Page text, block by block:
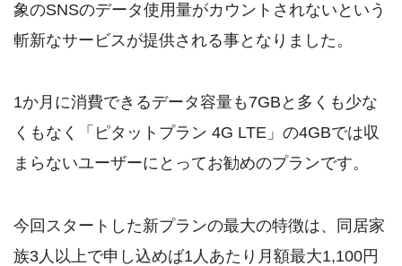
象のSNSのデータ使用量がカウントされないという
斬新なサービスが提供される事となりました。
1か月に消費できるデータ容量も7GBと多くも少な
くもなく「ピタットプラン 4G LTE」の4GBでは収
まらないユーザーにとってお勧めのプランです。
今回スタートした新プランの最大の特徴は、同居家
族3人以上で申し込めば1人あたり月額最大1,100円